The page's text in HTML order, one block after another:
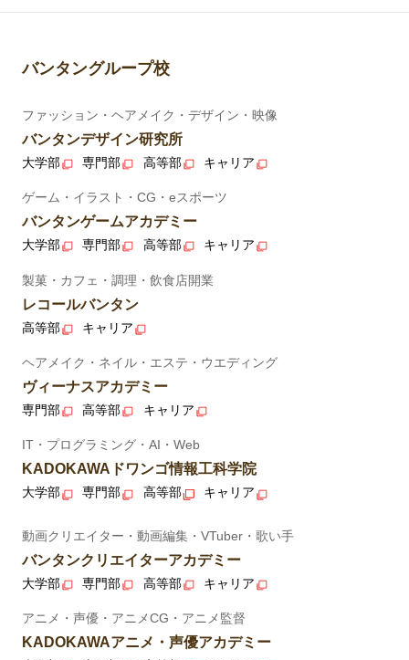
バンタングループ校
ファッション・ヘアメイク・デザイン・映像
バンタンデザイン研究所
大学部 専門部 高等部 キャリア
ゲーム・イラスト・CG・eスポーツ
バンタンゲームアカデミー
大学部 専門部 高等部 キャリア
製菓・カフェ・調理・飲食店開業
レコールバンタン
高等部 キャリア
ヘアメイク・ネイル・エステ・ウエディング
ヴィーナスアカデミー
専門部 高等部 キャリア
IT・プログラミング・AI・Web
KADOKAWAドワンゴ情報工科学院
大学部 専門部 高等部 キャリア
動画クリエイター・動画編集・VTuber・歌い手
バンタンクリエイターアカデミー
大学部 専門部 高等部 キャリア
アニメ・声優・アニメCG・アニメ監督
KADOKAWAアニメ・声優アカデミー